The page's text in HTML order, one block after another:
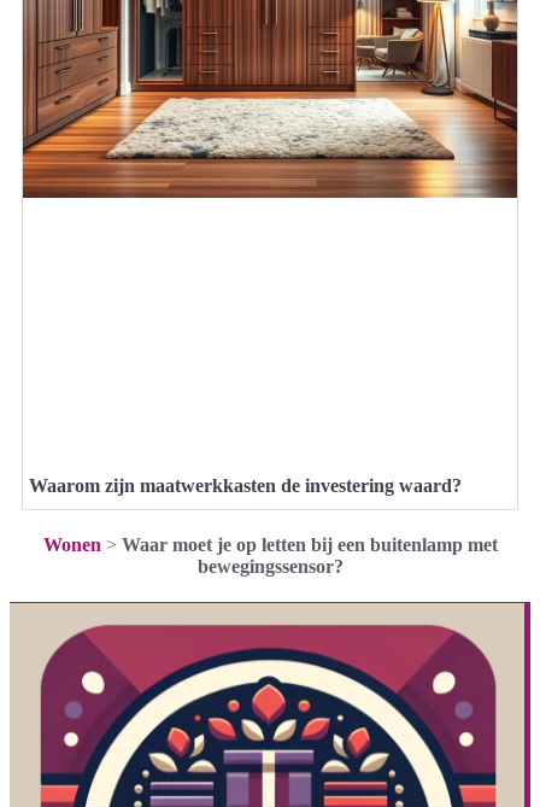
Waarom zijn maatwerkkasten de investering waard?
Wonen > Waar moet je op letten bij een buitenlamp met
bewegingssensor?